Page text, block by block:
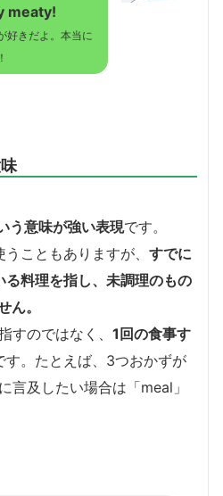
meaty!
好きだよ。本当に
う意味が強い表現です。
こともありますが、 すでに
る料理を指し、未調理のもの
ん。
すのではなく、 1回の食事す
す。たとえば、3つおかずが
言及したい場合は「meal」